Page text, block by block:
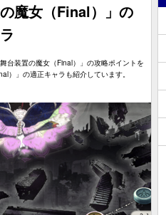
魔女（Final）」の
台装置の魔女（Final）」の攻略ポイントを
）」の適正キャラも紹介しています。